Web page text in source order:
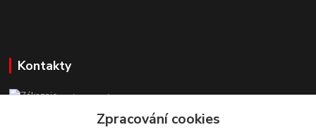
Kontakty
Zákaznická podpora StuhyLevně.cz
+420 725 618 353
(Po-Pá, 8-16 hod.)
Zpracování cookies